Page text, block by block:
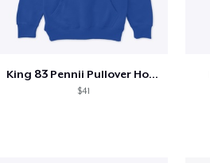
King 83 Pennii Pullover Hoodie
$41